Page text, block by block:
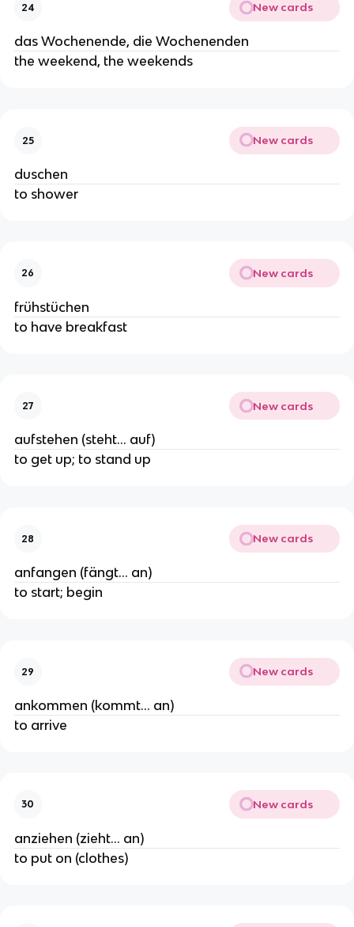
24 New cards
das Wochenende, die Wochenenden
the weekend, the weekends
25 New cards
duschen
to shower
26 New cards
frühstüchen
to have breakfast
27 New cards
aufstehen (steht… auf)
to get up; to stand up
28 New cards
anfangen (fängt… an)
to start; begin
29 New cards
ankommen (kommt… an)
to arrive
30 New cards
anziehen (zieht… an)
to put on (clothes)